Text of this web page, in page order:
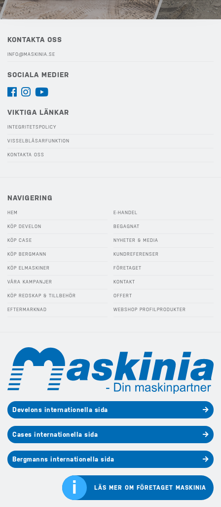
i LÄS MER OM FÖRETAGET MASKINIA
KONTAKTA OSS
INFO@MASKINIA.SE
SOCIALA MEDIER
VIKTIGA LÄNKAR
INTEGRITETSPOLICY
VISSELBLÅSARFUNKTION
KONTAKTA OSS
NAVIGERING
HEM
KÖP DEVELON
KÖP CASE
KÖP BERGMANN
KÖP ELMASKINER
VÅRA KAMPANJER
KÖP REDSKAP & TILLBEHÖR
EFTERMARKNAD
E-HANDEL
BEGAGNAT
NYHETER & MEDIA
KUNDREFERENSER
FÖRETAGET
KONTAKT
OFFERT
WEBSHOP PROFILPRODUKTER
Develons internationella sida
Cases internationella sida
Bergmanns internationella sida